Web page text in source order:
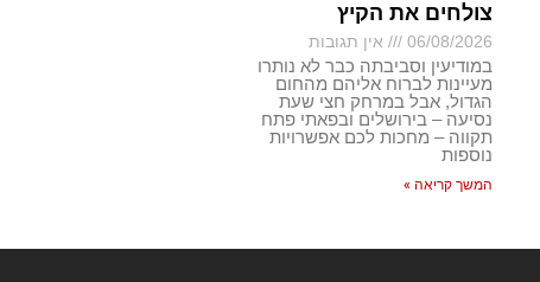
צולחים את הקיץ
06/08/2026 אין תגובות
במודיעין וסביבתה כבר לא נותרו
מעיינות לברוח אליהם מהחום
הגדול, אבל במרחק חצי שעת
נסיעה – בירושלים ובפאתי פתח
תקווה – מחכות לכם אפשרויות
נוספות
המשך קריאה »